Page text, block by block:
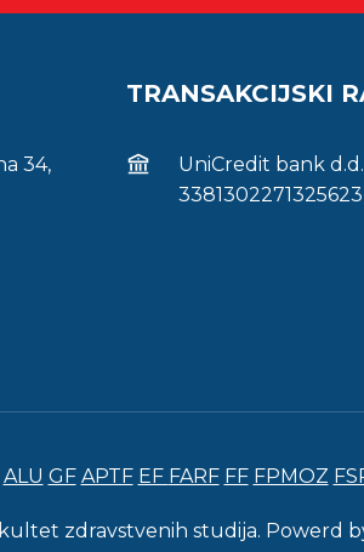
34,
TRANSAKCIJSKI
UniCredit bank
3381302271325623
ALU GF APTF EF FARF FF FPMOZ
zdravstvenih studija. Powerd